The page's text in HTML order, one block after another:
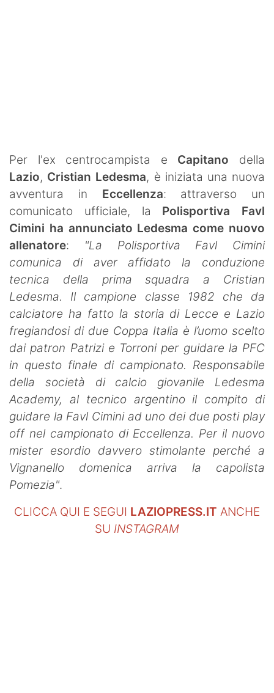
Per l'ex centrocampista e Capitano della
Lazio, Cristian Ledesma, è iniziata una nuova
avventura in Eccellenza: attraverso un
comunicato ufficiale, la Polisportiva Favl
Cimini ha annunciato Ledesma come nuovo
allenatore: "La Polisportiva Favl Cimini
comunica di aver affidato la conduzione
tecnica della prima squadra a Cristian
Ledesma. Il campione classe 1982 che da
calciatore ha fatto la storia di Lecce e Lazio
fregiandosi di due Coppa Italia è l’uomo scelto
dai patron Patrizi e Torroni per guidare la PFC
in questo finale di campionato. Responsabile
della società di calcio giovanile Ledesma
Academy, al tecnico argentino il compito di
guidare la Favl Cimini ad uno dei due posti play
off nel campionato di Eccellenza. Per il nuovo
mister esordio davvero stimolante perché a
Vignanello domenica arriva la capolista
Pomezia".
CLICCA QUI E SEGUI LAZIOPRESS.IT ANCHE
SU INSTAGRAM